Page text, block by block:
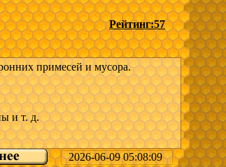
так как связи на пасеки
номеру телефона в
Рейтинг:57
примесей и мусора.
и т. д.
2026-06-09 05:08:09